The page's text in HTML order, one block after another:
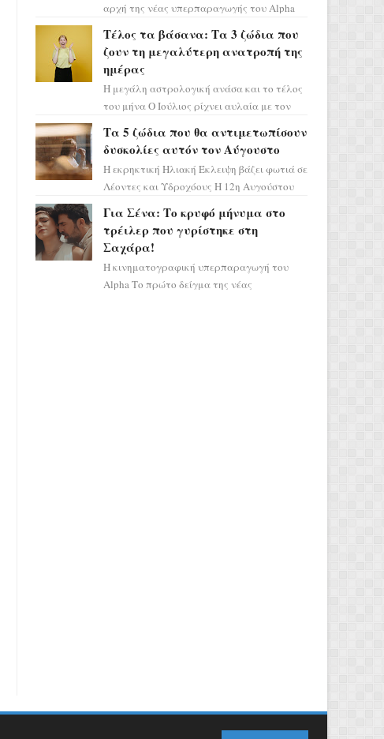
αρχή της νέας υπερπαραγωγής του Alpha
πλημμυρισμένο από...
Τέλος τα βάσανα: Τα 3 ζώδια που
ζουν τη μεγαλύτερη ανατροπή της
ημέρας
Η μεγάλη αστρολογική ανάσα και το τέλος
του μήνα Ο Ιούλιος ρίχνει αυλαία με τον
περνάει στο ζώδιο τω...
Τα 5 ζώδια που θα αντιμετωπίσουν
δυσκολίες αυτόν τον Αύγουστο
Η εκρηκτική Ηλιακή Έκλειψη βάζει φωτιά σε
Λέοντες και Υδροχόους Η 12η Αυγούστου
χάους, καθώς η Ηλια...
Για Σένα: Το κρυφό μήνυμα στο
τρέιλερ που γυρίστηκε στη
Σαχάρα!
Η κινηματογραφική υπερπαραγωγή του
Alpha Το πρώτο δείγμα της νέας